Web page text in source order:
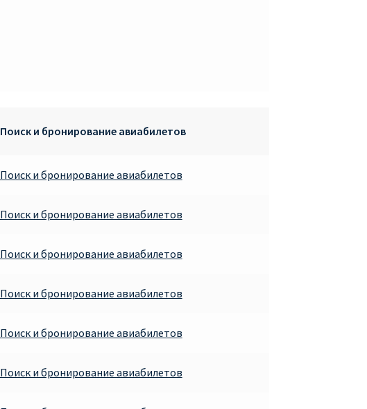
Поиск и бронирование авиабилетов
Поиск и бронирование авиабилетов
Поиск и бронирование авиабилетов
Поиск и бронирование авиабилетов
Поиск и бронирование авиабилетов
Поиск и бронирование авиабилетов
Поиск и бронирование авиабилетов